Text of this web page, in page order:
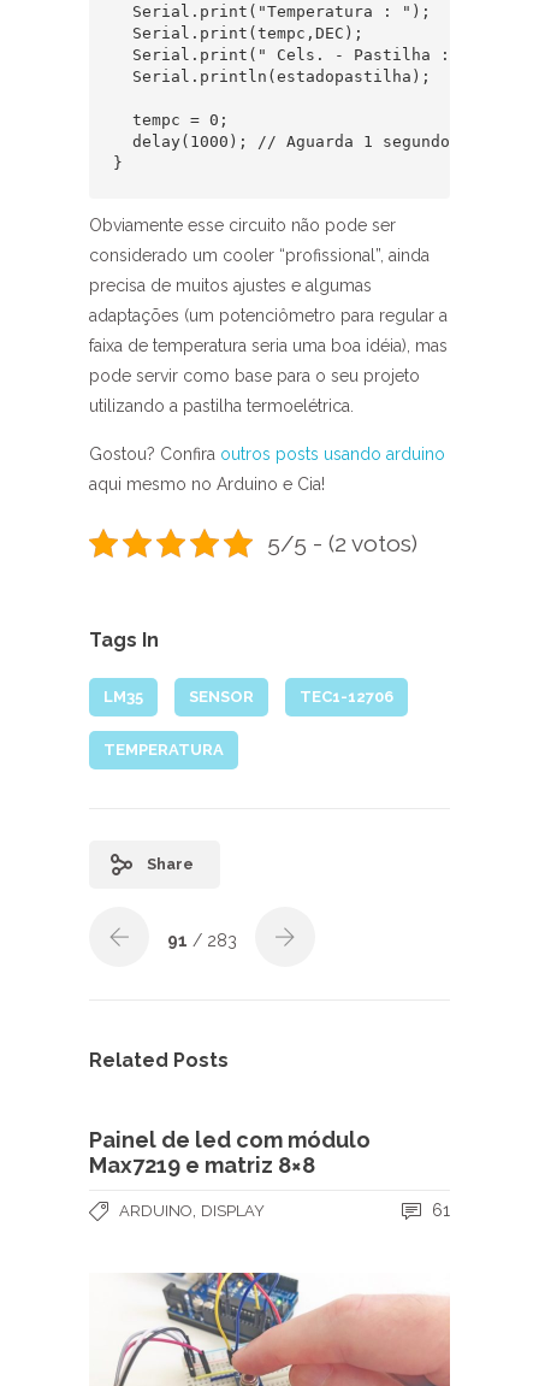
  Serial.print("Temperatura : ");
  Serial.print(tempc,DEC);
  Serial.print(" Cels. - Pastilha : ");
  Serial.println(estadopastilha);
  tempc = 0;
delay(1000); // Aguarda 1 segundo e
}
Obviamente esse circuito não pode ser
considerado um cooler “profissional”, ainda
precisa de muitos ajustes e algumas
adaptações (um potenciômetro para regular a
faixa de temperatura seria uma boa idéia), mas
pode servir como base para o seu projeto
utilizando a pastilha termoelétrica.
Gostou? Confira outros posts usando arduino
aqui mesmo no Arduino e Cia!
5/5 - (2 votos)
Tags In
LM35 SENSOR TEC1-12706
TEMPERATURA
Share
91 / 283
Related Posts
Painel de led com módulo
Max7219 e matriz 8×8
ARDUINO DISPLAY 61